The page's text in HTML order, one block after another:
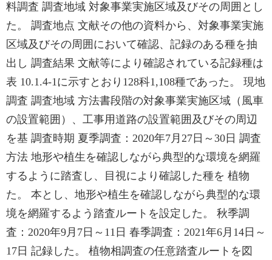
料調査 調査地域 対象事業実施区域及びその周囲とし
た。 調査地点 文献その他の資料から、対象事業実施
区域及びその周囲において確認、記録のある種を抽
出し 調査結果 文献等により確認されている記録種は
表 10.1.4-1に示すとおり128科1,108種であった。 現地
調査 調査地域 方法書段階の対象事業実施区域（風車
の設置範囲）、工事用道路の設置範囲及びその周辺
を基 調査時期 夏季調査：2020年7月27日～30日 調査
方法 地形や植生を確認しながら典型的な環境を網羅
するように踏査し、目視により確認した種を 植物
た。 本とし、地形や植生を確認しながら典型的な環
境を網羅するよう踏査ルートを設定した。 秋季調
査：2020年9月7日～11日 春季調査：2021年6月14日～
17日 記録した。 植物相調査の任意踏査ルートを図